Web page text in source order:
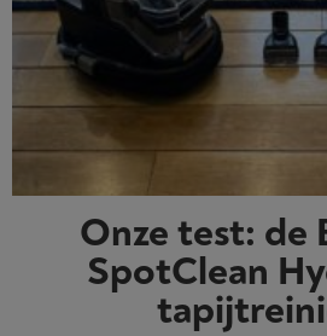
Onze test: de
SpotClean